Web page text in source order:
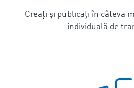
Creați și publicați în câteva
individuală de